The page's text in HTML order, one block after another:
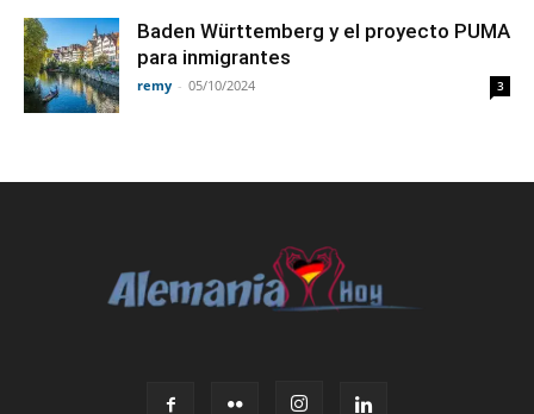
Baden Württemberg y el proyecto PUMA
para inmigrantes
remy - 05/10/2024 3